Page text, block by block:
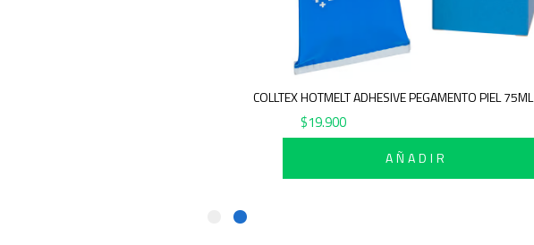
COLLTEX HOTMELT ADHESIVE PEGAMENTO PIEL 75ML
$19.900
AÑADIR